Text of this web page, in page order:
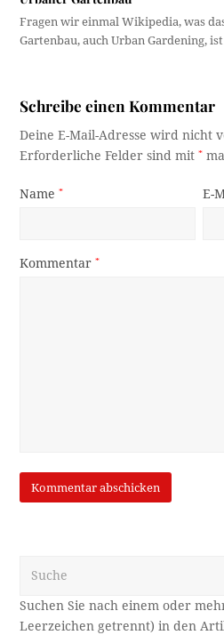
Fragen wir einmal Wikipedia, was
Gartenbau, auch Urban Gardening,
Schreibe einen Kommentar
Deine E-Mail-Adresse wird nicht
Erforderliche Felder sind mit*
Name* E-
Kommentar*